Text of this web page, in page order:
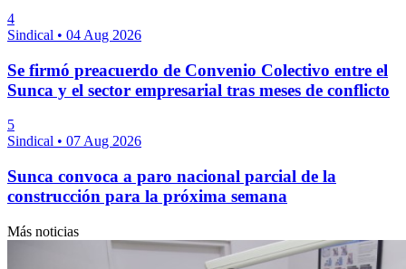
4
Sindical • 04 Aug 2026
Se firmó preacuerdo de Convenio Colectivo entre el
Sunca y el sector empresarial tras meses de conflicto
5
Sindical • 07 Aug 2026
Sunca convoca a paro nacional parcial de la
construcción para la próxima semana
Más noticias